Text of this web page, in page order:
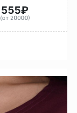
555₽
(от 20000)